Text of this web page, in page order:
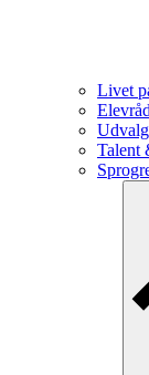
Livet
Talent